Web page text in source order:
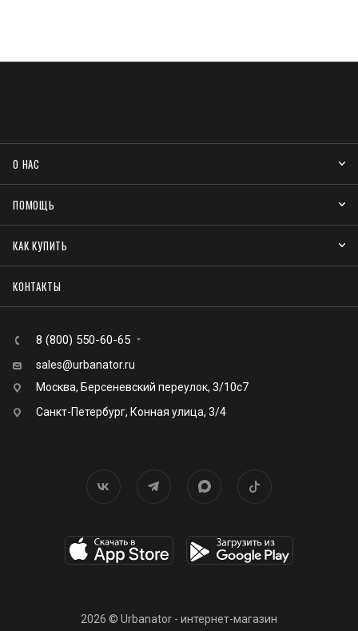
О НАС
ПОМОЩЬ
КАК КУПИТЬ
КОНТАКТЫ
8 (800) 550-60-65
sales@urbanator.ru
Москва, Берсеневский переулок, 3/10с7
Санкт-Петербург, Конная улица, 3/4
2026 © Urbanator - интернет-магазин